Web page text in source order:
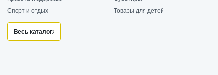
Спорт и отдых
Товары для детей
Весь каталог